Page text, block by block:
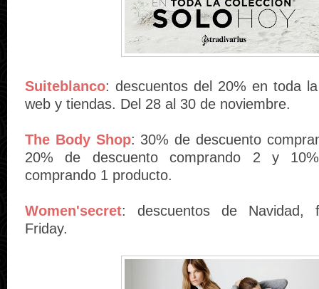
Suiteblanco: descuentos del 20% en toda
web y tiendas. Del 28 al 30 de noviembre.
The Body Shop: 30% de descuento
20% de descuento comprando 2 y
comprando 1 producto.
Women'secret: descuentos de Navidad,
Friday.